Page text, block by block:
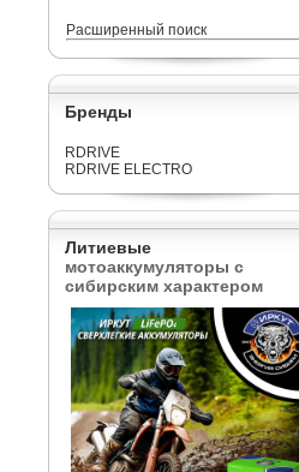
Расширенный поиск
Бренды
RDRIVE
RDRIVE ELECTRO
Литиевые
мотоаккумуляторы с
сибирским характером